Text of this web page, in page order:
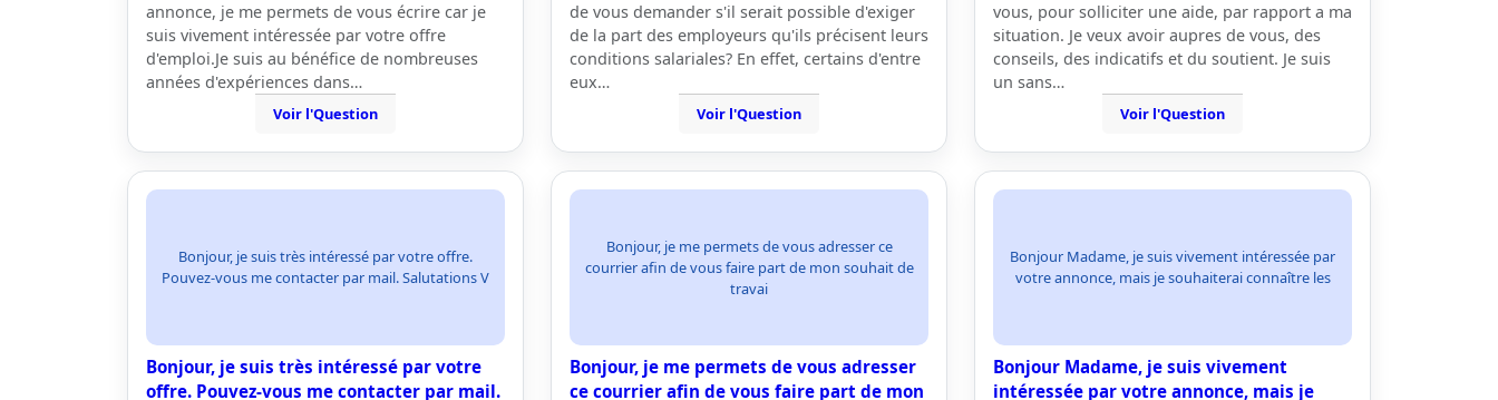
annonce, je me permets de vous écrire car je
suis vivement intéressée par votre offre
d'emploi.Je suis au bénéfice de nombreuses
années d'expériences dans…
Voir l'Question
de vous demander s'il serait possible d'exiger
de la part des employeurs qu'ils précisent leurs
conditions salariales? En effet, certains d'entre
eux…
Voir l'Question
vous, pour solliciter une aide, par rapport a ma
situation. Je veux avoir aupres de vous, des
conseils, des indicatifs et du soutient. Je suis
un sans…
Voir l'Question
Bonjour, je suis très intéressé par votre offre.
Pouvez-vous me contacter par mail. Salutations V
Bonjour, je suis très intéressé par votre
offre. Pouvez-vous me contacter par mail.
Bonjour, je me permets de vous adresser ce
courrier afin de vous faire part de mon souhait de
travai
Bonjour, je me permets de vous adresser
ce courrier afin de vous faire part de mon
Bonjour Madame, je suis vivement intéressée par
votre annonce, mais je souhaiterai connaître les
Bonjour Madame, je suis vivement
intéressée par votre annonce, mais je